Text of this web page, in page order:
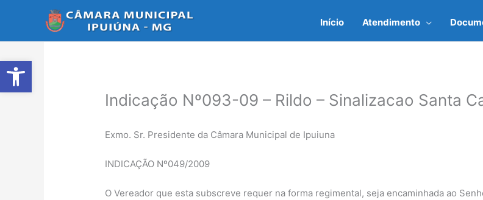
Abrir a barra de ferramentas
Início Atendimento
Indicação Nº093-09 – Rildo – Sinalizacao Santa
Exmo. Sr. Presidente da Câmara Municipal de Ipuiuna
INDICAÇÃO Nº049/2009
O Vereador que esta subscreve requer na forma regimental, seja encaminhada ao